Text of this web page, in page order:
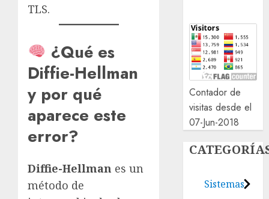
TLS.
¿Qué es
Diffie-Hellman
y por qué
aparece este
error?
Diffie-Hellman es un
método de
Contador de
visitas desde el
07-Jun-2018
Sistemas